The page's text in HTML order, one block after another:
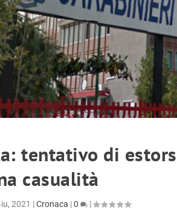
tentativo di
casualità
2021 |Cronaca |0 |